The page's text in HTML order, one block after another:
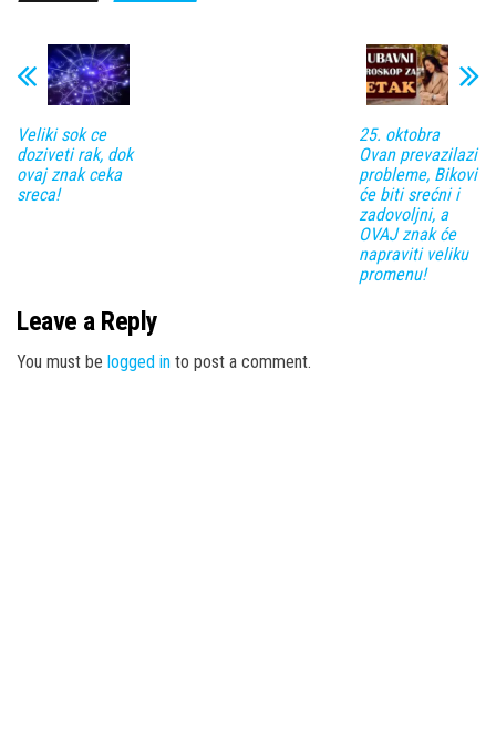
Veliki sok ce
doziveti rak, dok
ovaj znak ceka
sreca!
25. oktobra
Ovan prevazilazi
probleme, Bikovi
će biti srećni i
zadovoljni, a
OVAJ znak će
napraviti veliku
promenu!
Leave a Reply
You must be logged in to post a comment.